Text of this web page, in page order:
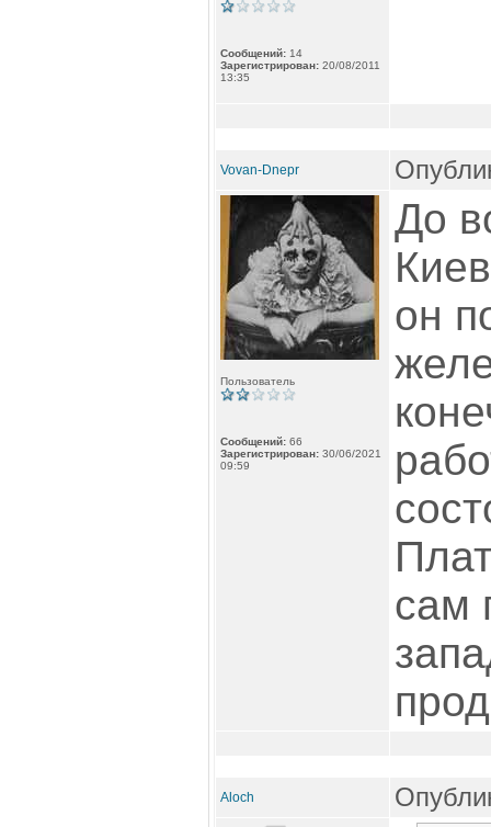
Сообщений: 14
Зарегистрирован: 20/08/2011
13:35
Vovan-Dnepr
Пользователь
Сообщений: 66
Зарегистрирован: 30/06/2021
09:59
До
он
сам
Aloch